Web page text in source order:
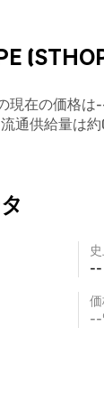
現在の価格
通供給量は
--
--